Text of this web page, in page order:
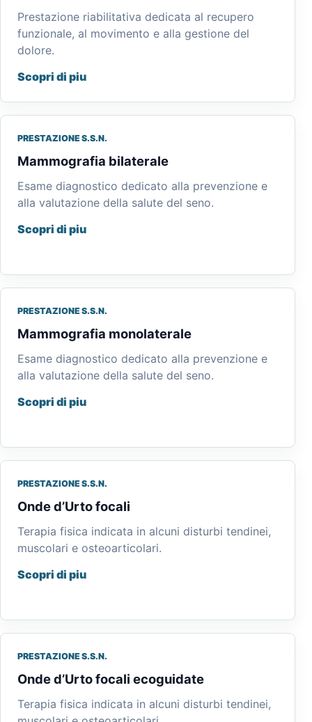
Prestazione riabilitativa dedicata al recupero
funzionale, al movimento e alla gestione del
dolore.
Scopri di piu
PRESTAZIONE S.S.N.
Mammografia bilaterale
Esame diagnostico dedicato alla prevenzione e
alla valutazione della salute del seno.
Scopri di piu
PRESTAZIONE S.S.N.
Mammografia monolaterale
Esame diagnostico dedicato alla prevenzione e
alla valutazione della salute del seno.
Scopri di piu
PRESTAZIONE S.S.N.
Onde d’Urto focali
Terapia fisica indicata in alcuni disturbi tendinei,
muscolari e osteoarticolari.
Scopri di piu
PRESTAZIONE S.S.N.
Onde d’Urto focali ecoguidate
Terapia fisica indicata in alcuni disturbi tendinei,